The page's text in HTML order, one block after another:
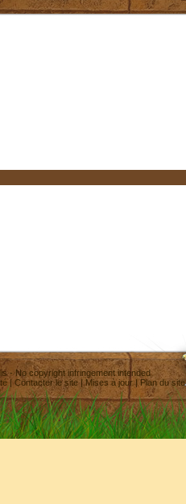
- No copyright infringement intended
| Contacter le site|Mises à jour| Plan du site